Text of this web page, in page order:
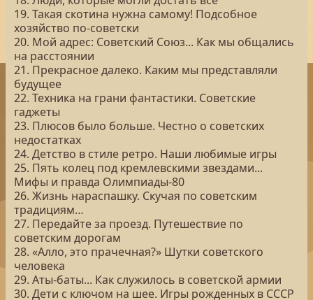
19. Такая скотина нужна самому! Подсобное
хозяйство по-советски
20. Мой адрес: Советский Союз... Как мы общались
на расстоянии
21. Прекрасное далеко. Каким мы представляли
будущее
22. Техника на грани фантастики. Советские
гаджеты
23. Плюсов было больше. Честно о советских
недостатках
24. Детство в стиле ретро. Наши любимые игры
25. Пять колец под кремлевскими звездами...
Мифы и правда Олимпиады-80
26. Жизнь нараспашку. Скучая по советским
традициям…
27. Передайте за проезд. Путешествие по
советским дорогам
28. «Алло, это прачечная?» Шутки советского
человека
29. Аты-баты... Как служилось в советской армии
30. Дети с ключом на шее. Игры рожденных в СССР